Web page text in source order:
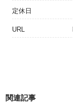
定休日
URL
関連記事